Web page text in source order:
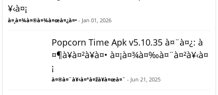
¥‹à¤¡
à¤¸à¤¾à¤®à¤¾à¤œà¤¿à¤• - Jan 01, 2026
Popcorn Time Apk v5.10.35 à¤¨à¤¿: à
¤¶à¥à¤²à¥à¤• à¤¡à¤¾à¤‰à¤¨à¤²à¥‹à¤
¡
à¤®à¤¨à¥‹à¤°à¤žà¥à¤œà¤¨ - Jun 21, 2025